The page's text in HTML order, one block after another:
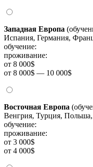
Западная Европа
Испания, Германия,
обучение:
проживание:
от 8 000$
от 8 000$ — 10 000$
Восточная Европа
Венгрия, Турция,
обучение:
проживание:
от 3 000$
от 4 000$